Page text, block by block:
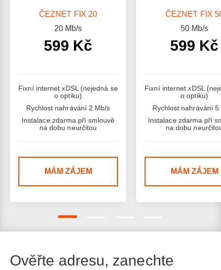
ČEZNET FIX 20
20Mb/s
599 Kč
Fixní internet xDSL (nejedná se
o optiku)
Rychlost nahrávání 2 Mb/s
Instalace zdarma při smlouvě
na dobu neurčitou
MÁM ZÁJEM
ČEZNET FIX
50Mb/s
599 Kč
Fixní internet xDSL
o optiku)
Rychlost nahrávání 5
Instalace zdarma při
na dobu
MÁM ZÁJEM
Ověřte adresu, zanechte